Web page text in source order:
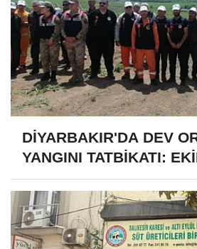
DİYARBAKIR'DA DEV
YANGINI TATBİKATI:
KESTİ!